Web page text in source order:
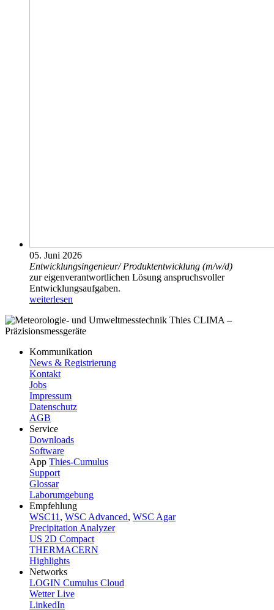
05. Juni 2026
Entwicklungsingenieur/­ Produktentwicklung (m/­w/­d)
zur eigenverantwortlichen Lösung anspruchsvoller
Entwicklungsaufgaben.
weiterlesen
Kommunikation
News & Registrierung
Kontakt
Jobs
Impressum
Datenschutz
AGB
Service
Downloads
Software
App Thies-Cumulus
Support
Glossar
Laborumgebung
Empfehlung
WSC11 , WSC Advanced, WSC Agar
Precipitation Analyzer
US 2D Compact
THERMACERN
Highlights
Networks
LOGIN Cumulus Cloud
Wetter Live
LinkedIn